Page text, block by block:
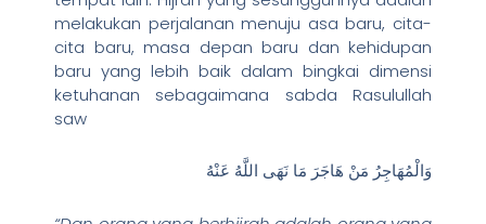
melakukan perjalanan menuju asa baru, cita-
cita baru, masa depan baru dan kehidupan
baru yang lebih baik dalam bingkai dimensi
ketuhanan sebagaimana sabda Rasulullah
saw
وَالْمُهَاجِرُ مَنْ هَاجَرَ مَا نَهَى اللَّهُ عَنْهُ